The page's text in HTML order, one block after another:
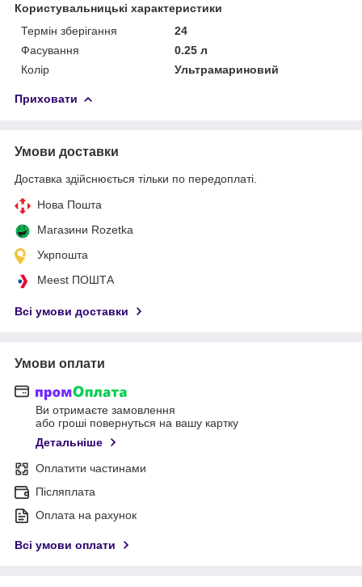
Користувальницькі характеристики
Термін зберігання
24
Фасування
0.25 л
Колір
Ультрамариновий
Приховати
Умови доставки
Доставка здійснюється тільки по передоплаті.
Нова Пошта
Магазини Rozetka
Укрпошта
Meest ПОШТА
Всі умови доставки
Умови оплати
Ви отримаєте замовлення
або гроші повернуться на вашу картку
Детальніше
Оплатити частинами
Післяплата
Оплата на рахунок
Всі умови оплати